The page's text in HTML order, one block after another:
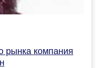
рынка компания